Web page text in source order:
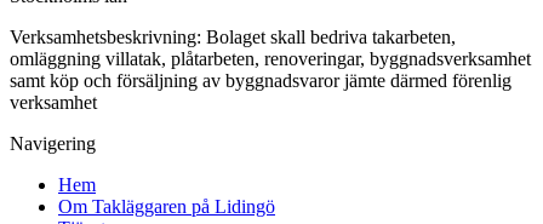
Verksamhetsbeskrivning: Bolaget skall bedriva takarbeten,
omläggning villatak, plåtarbeten, renoveringar, byggnadsverksamhet
samt köp och försäljning av byggnadsvaror jämte därmed förenlig
verksamhet
Navigering
Hem
Om Takläggaren på Lidingö